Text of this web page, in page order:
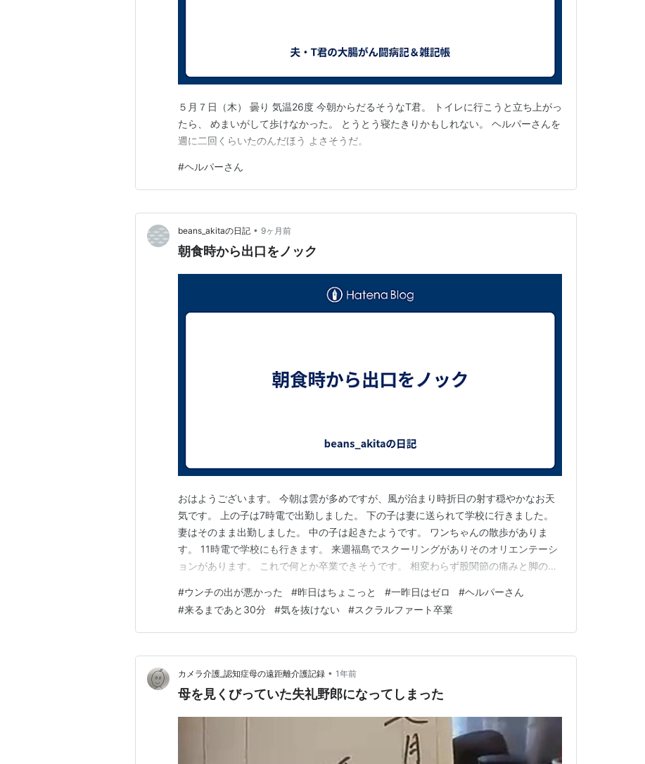
５月７日（木） 曇り 気温26度 今朝からだるそうなT君。 トイレに行こうと立ち上がっ
たら、 めまいがして歩けなかった。 とうとう寝たきりかもしれない。 ヘルパーさんを
週に二回くらいたのんだほう よさそうだ。
#ヘルパーさん
beans_akitaの日記 • 9ヶ月前
朝食時から出口をノック
おはようございます。 今朝は雲が多めですが、風が治まり時折日の射す穏やかなお天
気です。 上の子は7時電で出勤しました。 下の子は妻に送られて学校に行きました。
妻はそのまま出勤しました。 中の子は起きたようです。 ワンちゃんの散歩がありま
す。 11時電で学校にも行きます。 来週福島でスクーリングがありそのオリエンテーシ
ョンがあります。 これで何とか卒業できそうです。 相変わらず股関節の痛みと脚の痺
日は朝食時から出口をノックしています。 ヘルパーさんが来るまであと30分ちょっ
と、気を抜けません。 そして鳩尾辺りのもやも…
#ウンチの出が悪かった #昨日はちょこっと #一昨日はゼロ #ヘルパーさん
#来るまであと30分 #気を抜けない #スクラルファート卒業
カメラ介護_認知症母の遠距離介護記録 • 1年前
母を見くびっていた失礼野郎になってしまった